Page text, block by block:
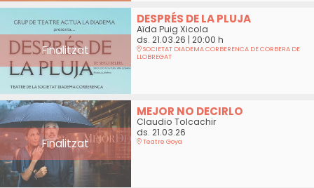
Finalitzat
DESPRÉS DE LA PLUJA
Aïda Puig Xicola
ds. 21.03.26 | 20:00 h
SOCIETAT DIADEMA CORBERENCA DE CORBERA DE
LLOBREGAT
Finalitzat
MEJOR NO DECIRLO
Claudio Tolcachir
ds. 21.03.26
Teatre Goya